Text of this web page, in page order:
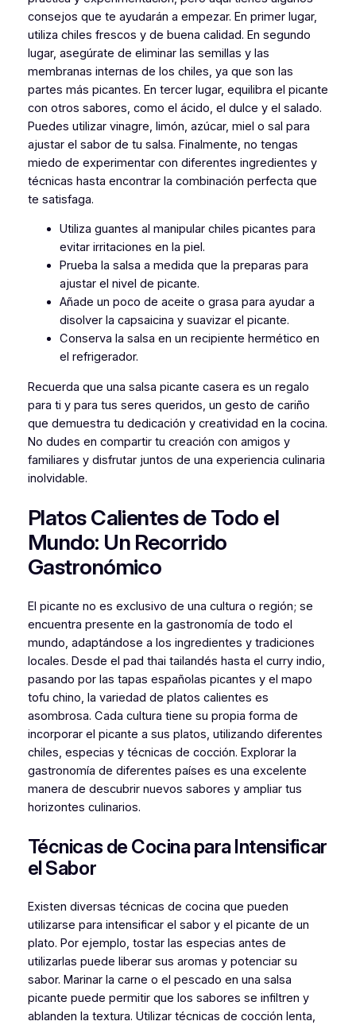
consejos que te ayudarán a empezar. En primer lugar,
utiliza chiles frescos y de buena calidad. En segundo
lugar, asegúrate de eliminar las semillas y las
membranas internas de los chiles, ya que son las
partes más picantes. En tercer lugar, equilibra el picante
con otros sabores, como el ácido, el dulce y el salado.
Puedes utilizar vinagre, limón, azúcar, miel o sal para
ajustar el sabor de tu salsa. Finalmente, no tengas
miedo de experimentar con diferentes ingredientes y
técnicas hasta encontrar la combinación perfecta que
te satisfaga.
Utiliza guantes al manipular chiles picantes para
evitar irritaciones en la piel.
Prueba la salsa a medida que la preparas para
ajustar el nivel de picante.
Añade un poco de aceite o grasa para ayudar a
disolver la capsaicina y suavizar el picante.
Conserva la salsa en un recipiente hermético en
el refrigerador.
Recuerda que una salsa picante casera es un regalo
para ti y para tus seres queridos, un gesto de cariño
que demuestra tu dedicación y creatividad en la cocina.
No dudes en compartir tu creación con amigos y
familiares y disfrutar juntos de una experiencia culinaria
inolvidable.
Platos Calientes de Todo el
Mundo: Un Recorrido
Gastronómico
El picante no es exclusivo de una cultura o región; se
encuentra presente en la gastronomía de todo el
mundo, adaptándose a los ingredientes y tradiciones
locales. Desde el pad thai tailandés hasta el curry indio,
pasando por las tapas españolas picantes y el mapo
tofu chino, la variedad de platos calientes es
asombrosa. Cada cultura tiene su propia forma de
incorporar el picante a sus platos, utilizando diferentes
chiles, especias y técnicas de cocción. Explorar la
gastronomía de diferentes países es una excelente
manera de descubrir nuevos sabores y ampliar tus
horizontes culinarios.
Técnicas de Cocina para Intensificar
el Sabor
Existen diversas técnicas de cocina que pueden
utilizarse para intensificar el sabor y el picante de un
plato. Por ejemplo, tostar las especias antes de
utilizarlas puede liberar sus aromas y potenciar su
sabor. Marinar la carne o el pescado en una salsa
picante puede permitir que los sabores se infiltren y
ablanden la textura. Utilizar técnicas de cocción lenta,